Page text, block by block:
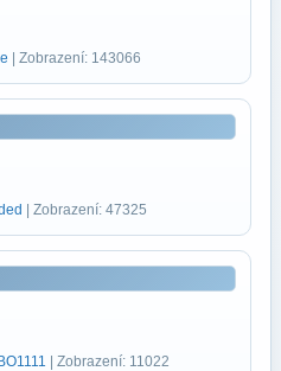
| Zobrazení: 143066
| Zobrazení: 47325
| Zobrazení: 11022